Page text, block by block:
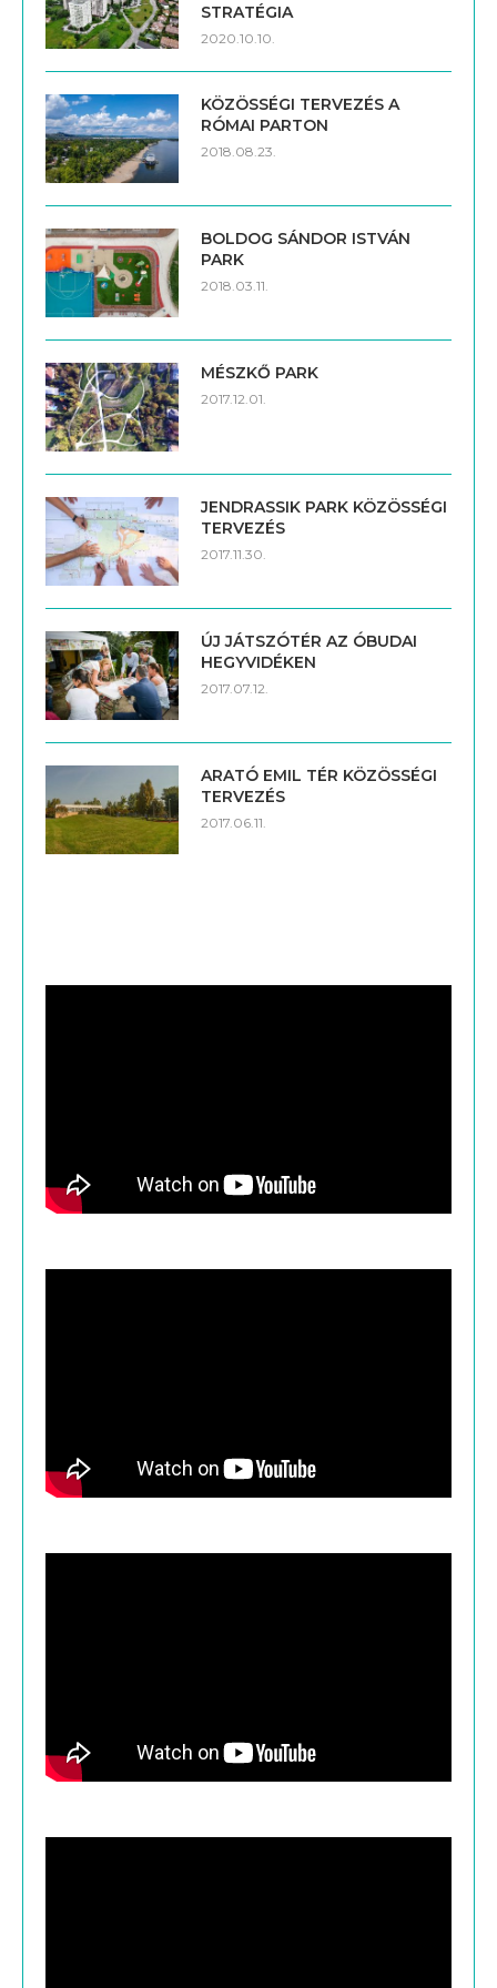
STRATÉGIA
2020.10.10.
KÖZÖSSÉGI TERVEZÉS A
RÓMAI PARTON
2018.08.23.
BOLDOG SÁNDOR ISTVÁN
PARK
2018.03.11.
MÉSZKŐ PARK
2017.12.01.
JENDRASSIK PARK KÖZÖSSÉGI
TERVEZÉS
2017.11.30.
ÚJ JÁTSZÓTÉR AZ ÓBUDAI
HEGYVIDÉKEN
2017.07.12.
ARATÓ EMIL TÉR KÖZÖSSÉGI
TERVEZÉS
2017.06.11.